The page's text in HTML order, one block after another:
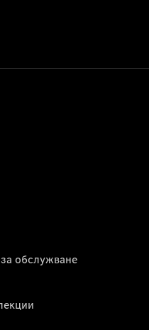
обслужване